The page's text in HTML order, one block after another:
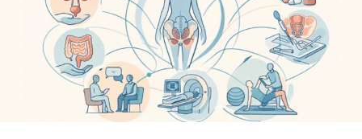
het
St.-
Anna/St.-
Remi-
ziekenhuis